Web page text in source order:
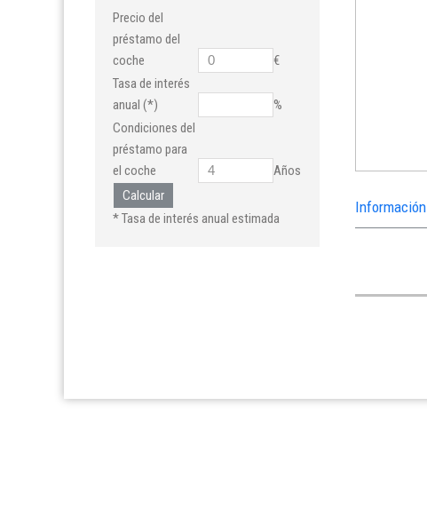
Información
Precio del
préstamo del
coche
€
Tasa de interés
anual (*)
%
Condiciones del
préstamo para
el coche
Años
Calcular
* Tasa de interés anual estimada